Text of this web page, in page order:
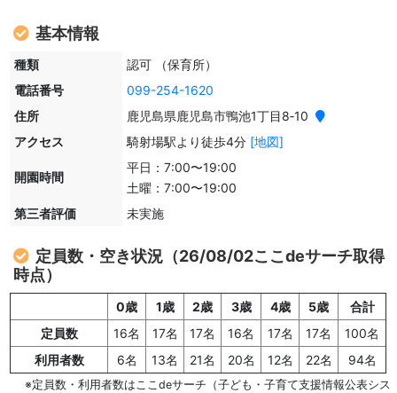
基本情報
種類
認可 （保育所）
電話番号
099-254-1620
住所
鹿児島県鹿児島市鴨池1丁目8‐10
アクセス
騎射場駅より徒歩4分 [地図]
開園時間
平日：7:00〜19:00
土曜：7:00〜19:00
第三者評価
未実施
定員数・空き状況（26/08/02ここdeサーチ取得
時点）
0歳 1歳 2歳 3歳 4歳 5歳
合計
定員数
16名 17名 17名 16名 17名 17名
100名
利用者数
6名 13名 21名 20名 12名 22名 94名
※定員数・利用者数はここdeサーチ（子ども・子育て支援情報公表シス